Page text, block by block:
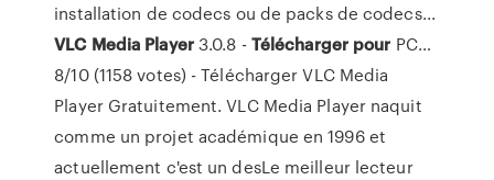
installation de codecs ou de packs de codecs...
VLC Media Player3.0.8 -Télécharger pour PC…
8/10 (1158 votes) - Télécharger VLC Media
Player Gratuitement. VLC Media Player naquit
comme un projet académique en 1996 et
actuellement c'est un desLe meilleur lecteur